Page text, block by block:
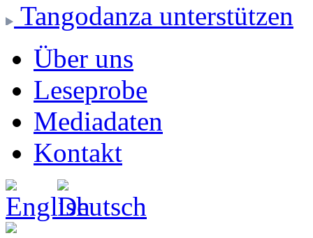
Tangodanza unterstützen
Über uns
Leseprobe
Mediadaten
Kontakt